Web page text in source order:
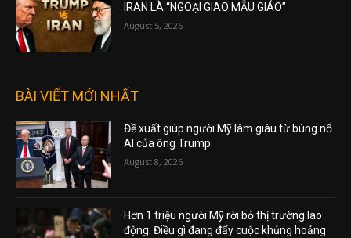
IRAN LÀ “NGOẠI GIAO MẪU GIÁO”
August 5, 2026
BÀI VIẾT MỚI NHẤT
Đề xuất giúp người Mỹ làm giàu từ bùng nổ
AI của ông Trump
August 8, 2026
Hơn 1 triệu người Mỹ rời bỏ thị trường lao
động: Điều gì đang đẩy cuộc khủng hoảng